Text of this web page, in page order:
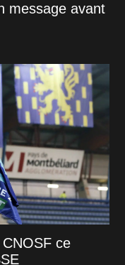
message avant
ce